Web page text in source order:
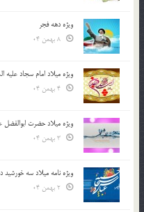
ویژه دهه فجر
ویژه میلاد امام سجاد علیه
ویژه میلاد حضرت ابوالفضل
ویژه نامه میلاد سه خورشید